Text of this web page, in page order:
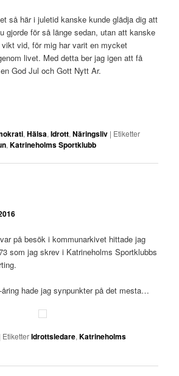
så här i juletid kanske kunde glädja dig att
gjorde för så länge sedan, utan att kanske
vid, för mig har varit en mycket
livet. Med detta ber jag igen att få
God Jul och Gott Nytt Ar.
,Hälsa,Idrott,Näringsliv | Etiketter
,Katrineholms Sportklubb
på besök i kommunarkivet hittade jag
som jag skrev i Katrineholms Sportklubbs
hade jag synpunkter på det mesta…
EtiketterIdrottsledare,Katrineholms